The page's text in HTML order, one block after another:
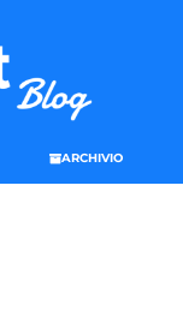
ARCHIVIO